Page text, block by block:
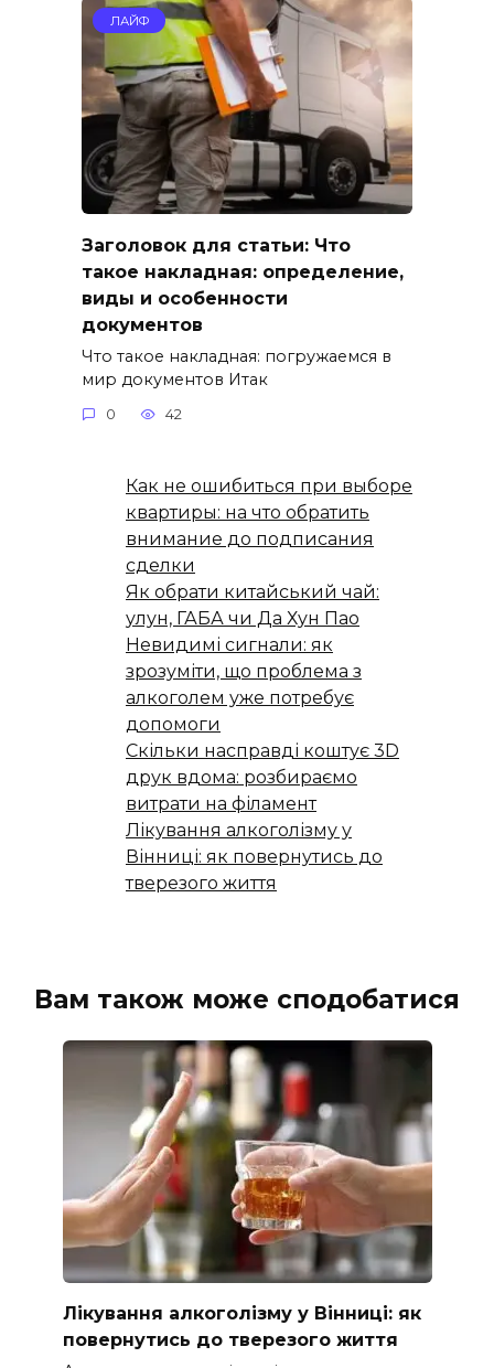
ЛАЙФ
Заголовок для статьи: Что
такое накладная: определение,
виды и особенности
документов
Что такое накладная: погружаемся в
мир документов Итак
0 42
Как не ошибиться при выборе
квартиры: на что обратить
внимание до подписания
сделки
Як обрати китайський чай:
улун, ГАБА чи Да Хун Пао
Невидимі сигнали: як
зрозуміти, що проблема з
алкоголем уже потребує
допомоги
Скільки насправді коштує 3D
друк вдома: розбираємо
витрати на філамент
Лікування алкоголізму у
Вінниці: як повернутись до
тверезого життя
Вам також може сподобатися
Лікування алкоголізму у Вінниці: як
повернутись до тверезого життя